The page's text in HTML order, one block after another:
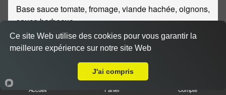
Base sauce tomate, fromage, viande hachée, oignons,
sauce barbecue
Accueil Panier Compte
Ce site Web utilise des cookies pour vous garantir la
meilleure expérience sur notre site Web
J'ai compris